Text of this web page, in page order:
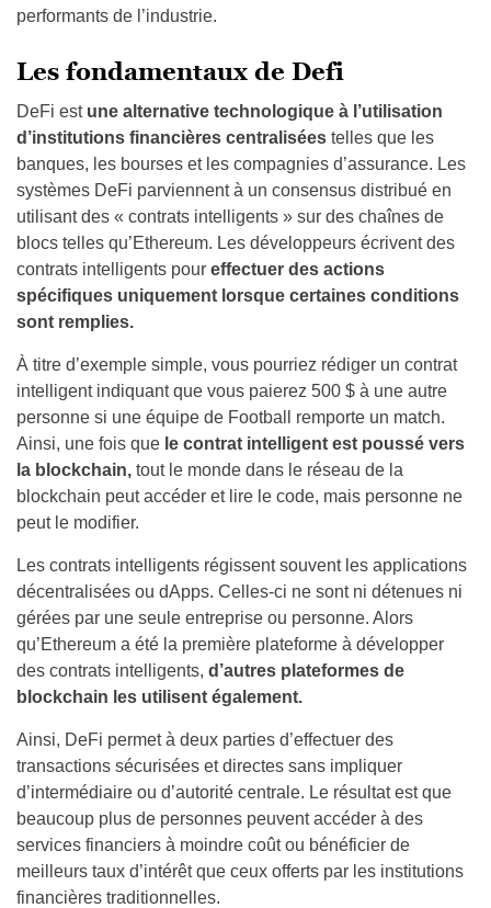
performants de l’industrie.
Les fondamentaux de Defi
DeFi est une alternative technologique à l’utilisation
d’institutions financières centralisées telles que les
banques, les bourses et les compagnies d’assurance. Les
systèmes DeFi parviennent à un consensus distribué en
utilisant des « contrats intelligents » sur des chaînes de
blocs telles qu’Ethereum. Les développeurs écrivent des
contrats intelligents pour effectuer des actions
spécifiques uniquement lorsque certaines conditions
sont remplies.
À titre d’exemple simple, vous pourriez rédiger un contrat
intelligent indiquant que vous paierez 500 $ à une autre
personne si une équipe de Football remporte un match.
Ainsi, une fois que le contrat intelligent est poussé vers
la blockchain, tout le monde dans le réseau de la
blockchain peut accéder et lire le code, mais personne ne
peut le modifier.
Les contrats intelligents régissent souvent les applications
décentralisées ou dApps. Celles-ci ne sont ni détenues ni
gérées par une seule entreprise ou personne. Alors
qu’Ethereum a été la première plateforme à développer
des contrats intelligents, d’autres plateformes de
blockchain les utilisent également.
Ainsi, DeFi permet à deux parties d’effectuer des
transactions sécurisées et directes sans impliquer
d’intermédiaire ou d’autorité centrale. Le résultat est que
beaucoup plus de personnes peuvent accéder à des
services financiers à moindre coût ou bénéficier de
meilleurs taux d’intérêt que ceux offerts par les institutions
financières traditionnelles.